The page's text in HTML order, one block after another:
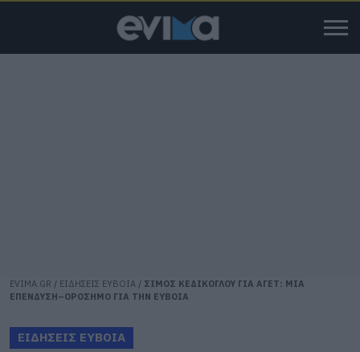
EVIMA.GR / ΕΙΔΗΣΕΙΣ ΕΥΒΟΙΑ / ΣΙΜΟΣ ΚΕΔΙΚΟΓΛΟΥ ΓΙΑ ΑΓΕΤ: ΜΙΑ
ΕΠΕΝΔΥΣΗ–ΟΡΟΣΗΜΟ ΓΙΑ ΤΗΝ ΕΥΒΟΙΑ
ΕΙΔΗΣΕΙΣ ΕΥΒΟΙΑ